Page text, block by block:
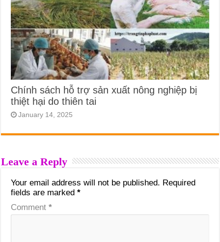
Chính sách hỗ trợ sản xuất nông nghiệp bị
thiệt hại do thiên tai
January 14, 2025
Leave a Reply
Your email address will not be published. Required
fields are marked*
Comment*